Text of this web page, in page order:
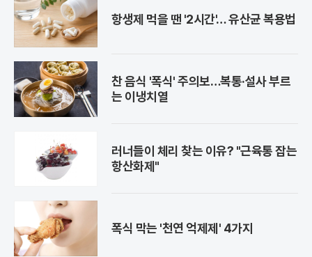
항생제 먹을 땐 '2시간'… 유산균 복용법
찬 음식 '폭식' 주의보…복통·설사 부르
는 이냉치열
러너들이 체리 찾는 이유? "근육통 잡는
항산화제"
폭식 막는 '천연 억제제' 4가지